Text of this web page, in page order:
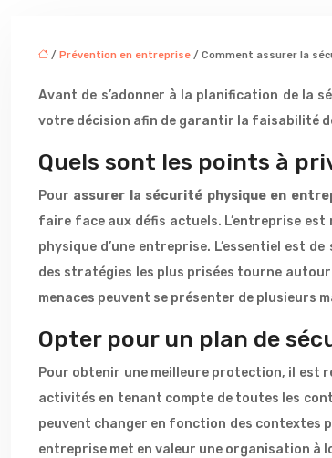
/ Prévention en entreprise / Comment assurer la
Avant de s’adonner à la planification de la
votre décision afin de garantir la faisabilité
Quels sont les points à
Pour assurer la sécurité physique en
faire face aux défis actuels. L’entreprise
physique d’une entreprise. L’essentiel est
des stratégies les plus prisées tourne
menaces peuvent se présenter de plusieurs
Opter pour un plan de
Pour obtenir une meilleure protection, il est
activités en tenant compte de toutes les
peuvent changer en fonction des contextes
entreprise met en valeur une organisation à